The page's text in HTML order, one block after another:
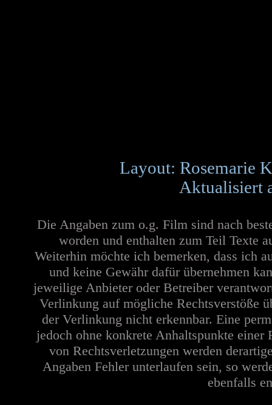
Layout: Rosemarie
Aktualisiert
Die Angaben zum o.g. Film sind nach
worden und enthalten zum Teil Texte
Weiterhin möchte ich bemerken, dass ich
und keine Gewähr dafür übernehmen
jeweilige Anbieter oder Betreiber
Verlinkung auf mögliche Rechtsverstöße
der Verlinkung nicht erkennbar. Eine
jedoch ohne konkrete Anhaltspunkte
von Rechtsverletzungen werden
Angaben Fehler unterlaufen sein, so
ebenfalls